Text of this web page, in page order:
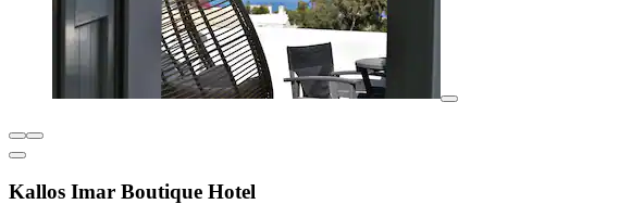
Kallos Imar Boutique Hotel